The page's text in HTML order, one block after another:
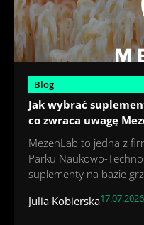
Blog
Jak wybrać
co zwraca uwagę
MezenLab to jedna z
Parku Naukowo-
suplementy na bazie
Julia Kobierska17.07.2026